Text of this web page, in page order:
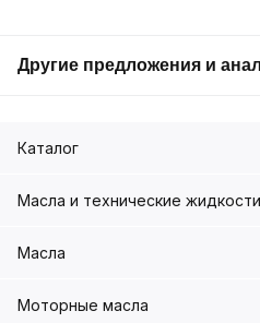
Другие предложения и
Каталог
Масла и технические жидкости
Масла
Моторные масла